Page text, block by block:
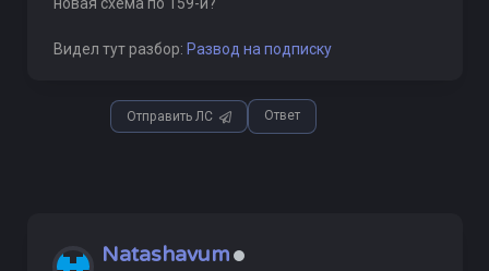
новая схема по 159-й?
Видел тут разбор: Развод на подписку
Отправить ЛС Ответ
Natashavum